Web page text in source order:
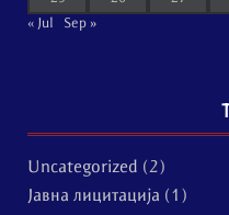
« Jul
Sep »
Uncategorized (2)
Јавна лицитација (1)